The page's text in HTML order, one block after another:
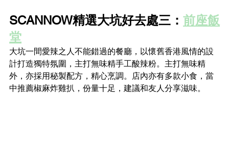
SCANNOW精選大坑好去處三： 前座飯
堂
大坑一間愛辣之人不能錯過的餐廳，以懷舊香港風情的設
計打造獨特氛圍，主打無味精手工酸辣粉。主打無味精
外，亦採用秘製配方，精心烹調。店內亦有多款小食，當
中推薦椒麻炸雞扒，份量十足，建議和友人分享滋味。